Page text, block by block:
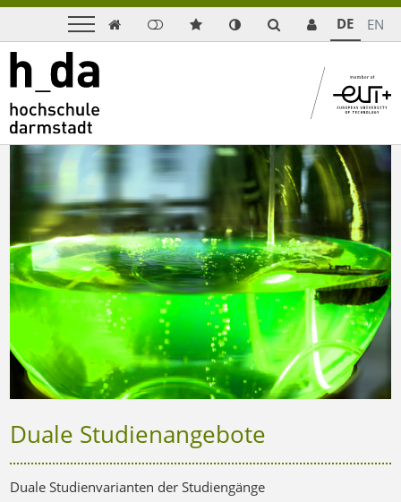
 DE EN
Duale Studienangebote
Duale Studienvarianten der Studiengänge